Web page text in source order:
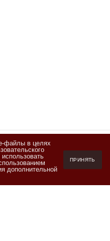
файлы в целях
дополнительной
ПРИНЯТЬ